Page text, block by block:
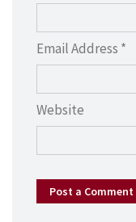
Email Address *
Website
Post a Comment